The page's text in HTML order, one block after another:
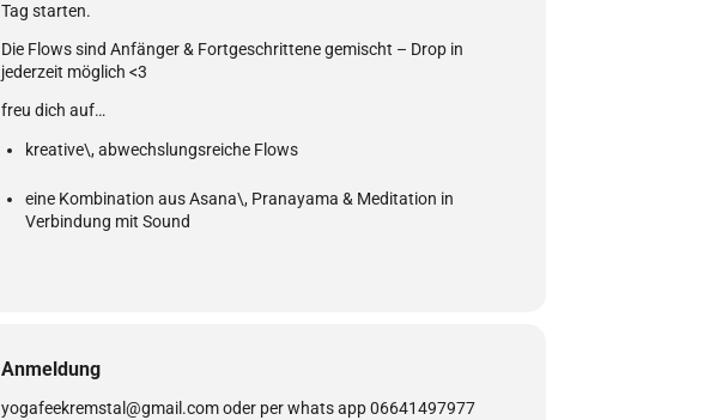
Tag starten.
Die Flows sind Anfänger & Fortgeschrittene gemischt – Drop in
jederzeit möglich <3
freu dich auf…
kreative\, abwechslungsreiche Flows
eine Kombination aus Asana\, Pranayama & Meditation in
Verbindung mit Sound
Anmeldung
yogafeekremstal@gmail.com oder per whats app 06641497977